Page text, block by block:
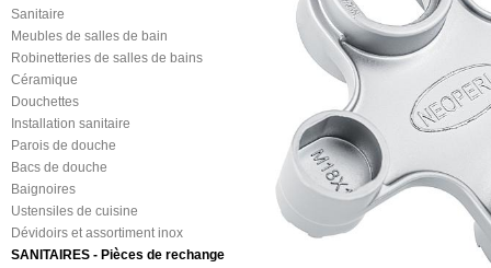
Sanitaire
Meubles de salles de bain
Robinetteries de salles de bains
Céramique
Douchettes
Installation sanitaire
Parois de douche
Bacs de douche
Baignoires
Ustensiles de cuisine
Dévidoirs et assortiment inox
SANITAIRES - Pièces de rechange